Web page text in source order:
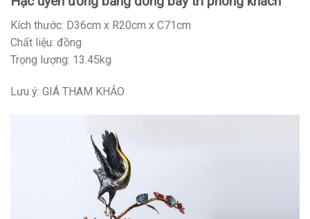
Kích thước: D36cm x R20cm x C71cm
Chất liệu: đồng
Trọng lượng: 13.45kg
Lưu ý: GIÁ THAM KHẢO